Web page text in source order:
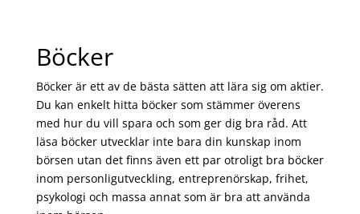
Böcker
Böcker är ett av de bästa sätten att lära sig om aktier.
Du kan enkelt hitta böcker som stämmer överens
med hur du vill spara och som ger dig bra råd. Att
läsa böcker utvecklar inte bara din kunskap inom
börsen utan det finns även ett par otroligt bra böcker
inom personligutveckling, entreprenörskap, frihet,
psykologi och massa annat som är bra att använda